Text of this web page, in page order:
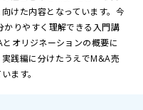
けた内容となっています。今
りやすく理解できる入門講
オリジネーションの概要に
践編に分けたうえでM&A売
ます。